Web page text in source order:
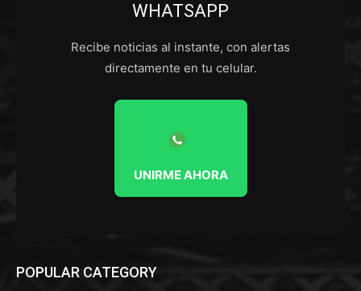
WHATSAPP
Recibe noticias al instante, con alertas
directamente en tu celular.
UNIRME AHORA
POPULAR CATEGORY